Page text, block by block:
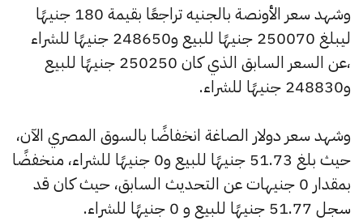
وشهد سعر الأونصة بالجنيه تراجعًا بقيمة 180 جنيهًا
ليبلغ 250070 جنيهًا للبيع و248650 جنيهًا للشراء
،عن السعر السابق الذي كان 250250 جنيهًا للبيع
و248830 جنيهًا للشراء.
وشهد سعر دولار الصاغة انخفاضًا بالسوق المصري الآن،
حيث بلغ 51.73 جنيهًا للبيع و0 جنيهًا للشراء، منخفضًا
بمقدار 0 جنيهات عن التحديث السابق، حيث كان قد
سجل 51.77 جنيهًا للبيع و 0 جنيهًا للشراء.